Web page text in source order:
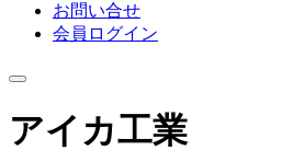
お問い合せ
会員ログイン
アイカ工業